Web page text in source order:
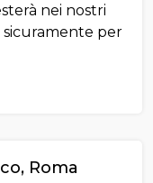
nei nostri
per
Roma